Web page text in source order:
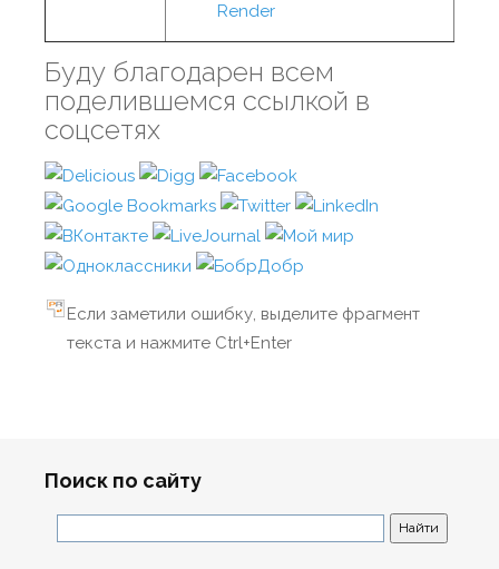
Render
Буду благодарен всем
поделившемся ссылкой в
соцсетях
Если заметили ошибку, выделите фрагмент
текста и нажмите Ctrl+Enter
Поиск по сайту